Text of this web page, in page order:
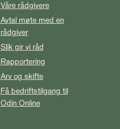
Våre rådgivere
Avtal møte med en
rådgiver
Slik gir vi råd
Rapportering
Arv og skifte
Få bedriftstilgang til
Odin Online